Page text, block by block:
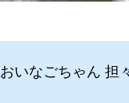
おいなごちゃん 担